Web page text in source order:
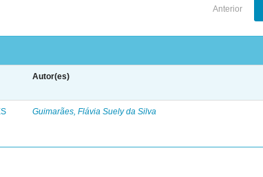
Anterior
Autor(es)
Guimarães, Flávia Suely da Silva